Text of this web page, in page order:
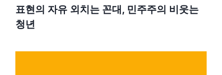
표현의 자유 외치는 꼰대, 민주주의 비웃는
청년